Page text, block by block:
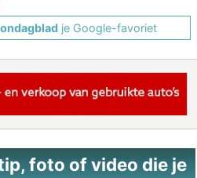
je Google-favoriet
foto of video die je